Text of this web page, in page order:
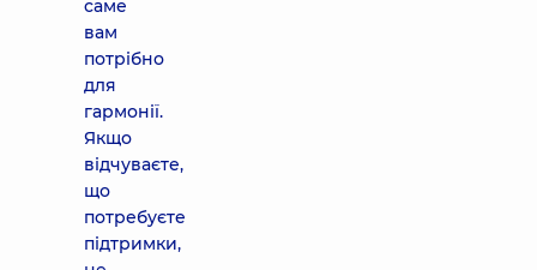
саме
вам
потрібно
для
гармонії.
Якщо
відчуваєте,
що
потребуєте
підтримки,